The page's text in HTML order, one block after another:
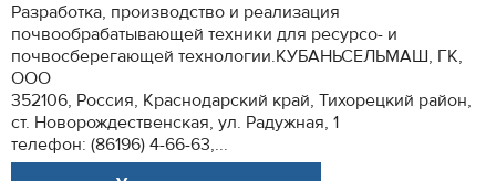
Разработка, производство и реализация
почвообрабатывающей техники для ресурсо- и
почвосберегающей технологии.КУБАНЬСЕЛЬМАШ, ГК,
ООО
352106, Россия, Краснодарский край, Тихорецкий район,
ст. Новорождественская, ул. Радужная, 1
телефон: (86196) 4-66-63,...